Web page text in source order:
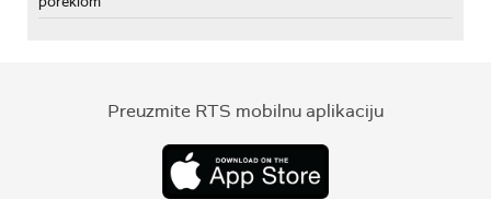
Preuzmite RTS mobilnu aplikaciju